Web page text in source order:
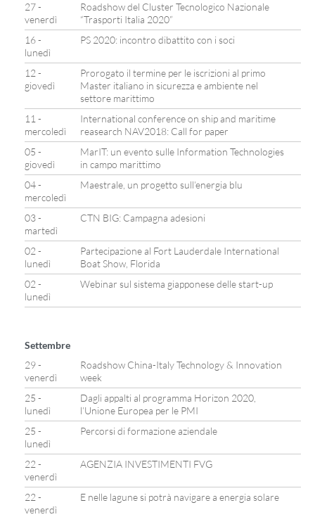
27 -
venerdì
Roadshow del Cluster Tecnologico Nazionale
“Trasporti Italia 2020”
16 -
lunedì
PS 2020: incontro dibattito con i soci
12 -
giovedì
Prorogato il termine per le iscrizioni al primo
Master italiano in sicurezza e ambiente nel
settore marittimo
11 -
mercoledì
International conference on ship and maritime
reasearch NAV2018: Call for paper
05 -
giovedì
MarIT: un evento sulle Information Technologies
in campo marittimo
04 -
mercoledì
Maestrale, un progetto sull’energia blu
03 -
martedì
CTN BIG: Campagna adesioni
02 -
lunedì
Partecipazione al Fort Lauderdale International
Boat Show, Florida
02 -
lunedì
Webinar sul sistema giapponese delle start-up
Settembre
29 -
venerdì
Roadshow China-Italy Technology & Innovation
week
25 -
lunedì
Dagli appalti al programma Horizon 2020,
l’Unione Europea per le PMI
25 -
lunedì
Percorsi di formazione aziendale
22 -
venerdì
AGENZIA INVESTIMENTI FVG
22 -
venerdì
E nelle lagune si potrà navigare a energia solare